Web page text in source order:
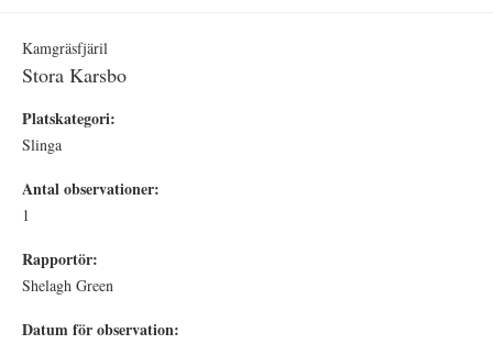
Kamgräsfjäril
Stora Karsbo
Platskategori:
Slinga
Antal observationer:
1
Rapportör:
Shelagh Green
Datum för observation: